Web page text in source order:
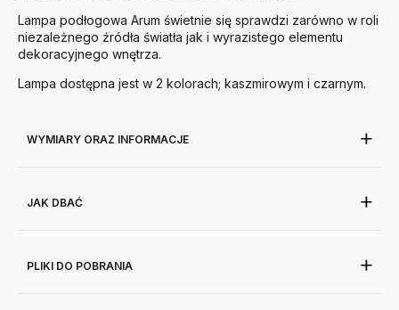
Lampa podłogowa Arum świetnie się sprawdzi zarówno w roli
niezależnego źródła światła jak i wyrazistego elementu
dekoracyjnego wnętrza.
Lampa dostępna jest w 2 kolorach; kaszmirowym i czarnym.
WYMIARY ORAZ INFORMACJE
JAK DBAĆ
PLIKI DO POBRANIA